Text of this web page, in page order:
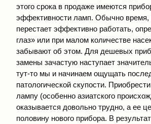
этого срока в продаже имеются
эффективности ламп. Обычно время,
перестает эффективно работать,
глаз» или при малом количестве
забывают об этом. Для дешевых
замены зачастую наступает
тут-то мы и начинаем ощущать
патологической скупости.
лампу (особенно азиатского
оказывается довольно трудно, а ее
половину нового прибора. В